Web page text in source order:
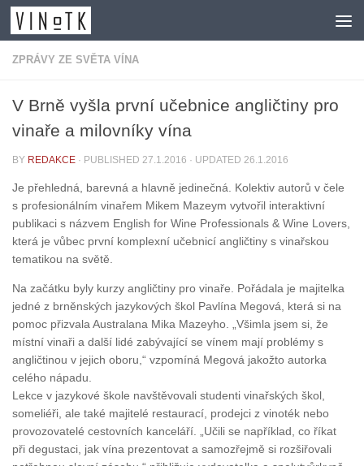
Skip to content
ZPRÁVY ZE SVĚTA VÍNA
V Brně vyšla první učebnice angličtiny pro
vinaře a milovníky vína
BY REDAKCE · PUBLISHED 27.1.2016 · UPDATED 26.1.2016
Je přehledná, barevná a hlavně jedinečná. Kolektiv autorů v čele
s profesionálním vinařem Mikem Mazeym vytvořil interaktivní
publikaci s názvem English for Wine Professionals & Wine Lovers,
která je vůbec první komplexní učebnicí angličtiny s vinařskou
tematikou na světě.
Na začátku byly kurzy angličtiny pro vinaře. Pořádala je majitelka
jedné z brněnských jazykových škol Pavlína Megová, která si na
pomoc přizvala Australana Mika Mazeyho. „Všimla jsem si, že
místní vinaři a další lidé zabývající se vínem mají problémy s
angličtinou v jejich oboru,“ vzpomíná Megová jakožto autorka
celého nápadu.
Lekce v jazykové škole navštěvovali studenti vinařských škol,
someliéři, ale také majitelé restaurací, prodejci z vinoték nebo
provozovatelé cestovních kanceláří. „Učili se například, co říkat
při degustaci, jak vína prezentovat a samozřejmě si rozšiřovali